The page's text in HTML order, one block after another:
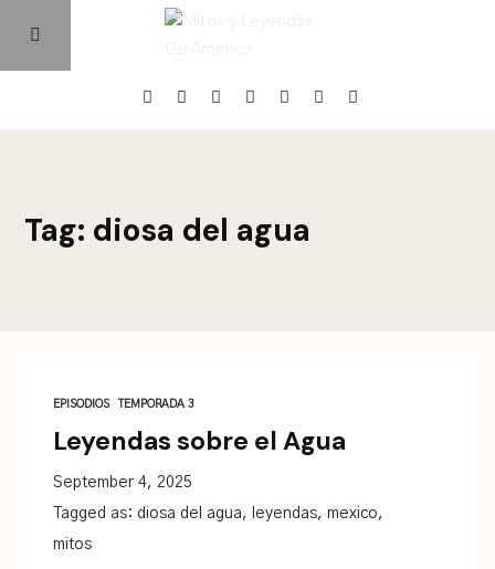
Episodios
Tag: diosa del agua
EPISODIOS TEMPORADA 3
Leyendas sobre el Agua
September 4, 2025
Tagged as:diosa del agua, leyendas,mexico,
mitos